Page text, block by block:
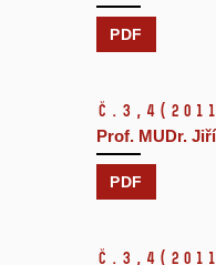
PDF
č.3,4
Prof. MUDr.
PDF
č.3,4